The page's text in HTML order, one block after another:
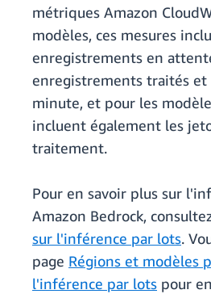
métriques Amazon
modèles, ces mesures
enregistrements en
enregistrements traités et
minute, et pour les
incluent également les
traitement.
Pour en savoir plus sur
Amazon Bedrock,
sur l'inférence par lots.
page Régions et modèles
l'inférence par lots pour